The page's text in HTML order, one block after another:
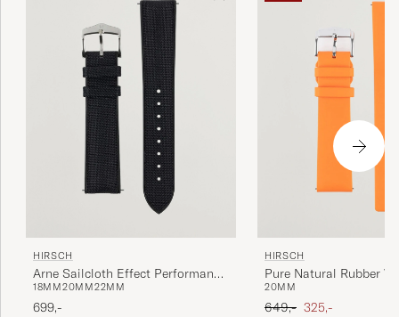
HIRSCH
Arne Sailcloth Effect Performance
Watch Strap Black
18MM20MM22MM
699,-
HIRSCH
Pure Natural Rubber
Orange
20MM
Ordinary pris
649,- Nedsat pris
325,-